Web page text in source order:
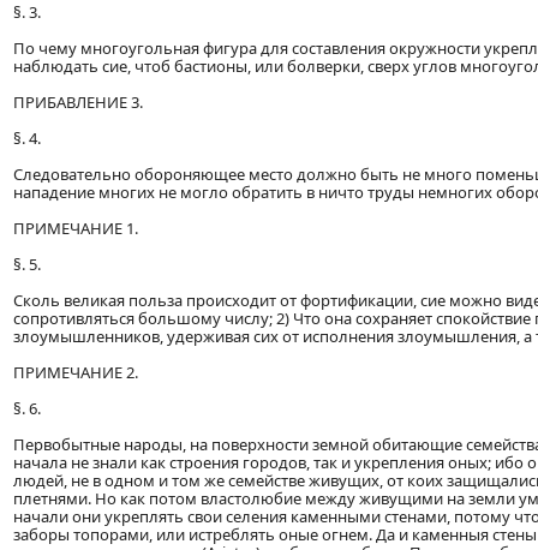
§. 3.
По чему многоугольная фигура для составления окружности
наблюдать сие, чтоб бастионы, или болверки, сверх углов
ПРИБАВЛЕНИЕ 3.
§. 4.
Следовательно обороняющее место должно быть не много
нападение многих не могло обратить в ничто труды немногих
ПРИМЕЧАНИЕ 1.
§. 5.
Сколь великая польза происходит от фортификации, сие можно
сопротивляться большому числу; 2) Что она сохраняет
злоумышленников, удерживая сих от исполнения злоумышления, а
ПРИМЕЧАНИЕ 2.
§. 6.
Первобытные народы, на поверхности земной обитающие
начала не знали как строения городов, так и укрепления оных;
людей, не в одном и том же семействе живущих, от коих
плетнями. Но как потом властолюбие между живущими на земли
начали они укреплять свои селения каменными стенами, потому
заборы топорами, или истреблять оные огнем. Да и каменныя